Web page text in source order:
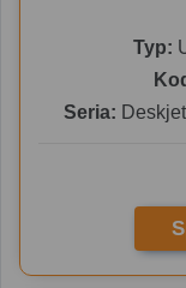
Typ:
Seria: